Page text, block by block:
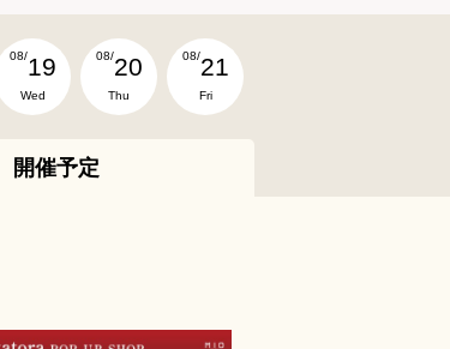
08/ 19
Wed
08/20
Thu
08/21
Fri
開催予定